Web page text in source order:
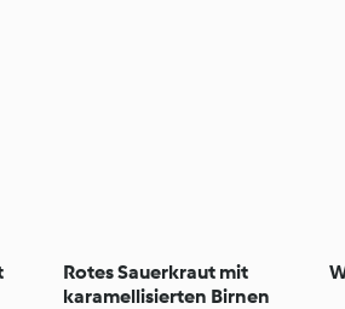
Rotes Sauerkraut mit
karamellisierten Birnen